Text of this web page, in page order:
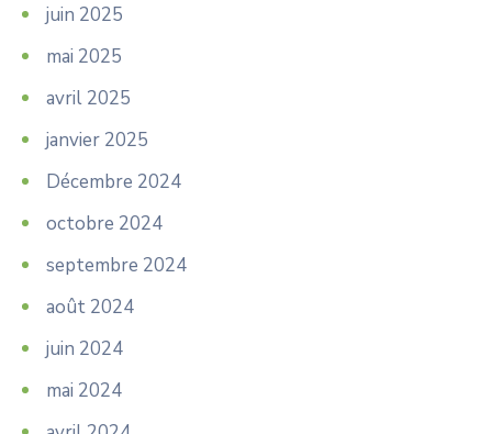
juin 2025
mai 2025
avril 2025
janvier 2025
Décembre 2024
octobre 2024
septembre 2024
août 2024
juin 2024
mai 2024